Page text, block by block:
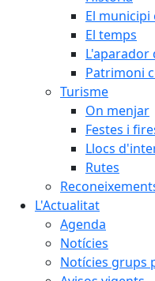
El municipi
El temps
L'aparador
Patrimoni
Turisme
On menjar
Festes i
Llocs
Rutes
L'Actualitat
Agenda
Notícies
Notícies grups